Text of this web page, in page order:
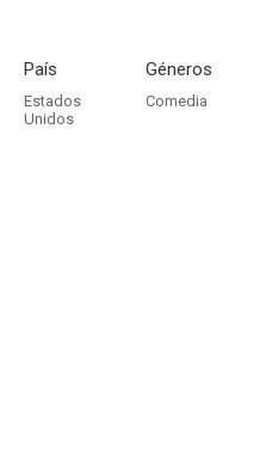
País
Estados
Unidos
Géneros
Comedia